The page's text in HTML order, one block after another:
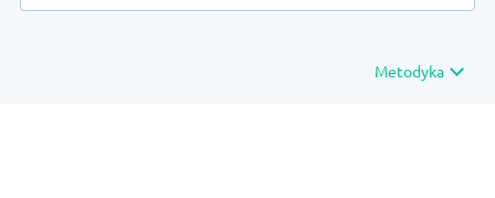
Metodyka